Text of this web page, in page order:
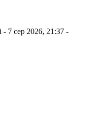
- 7 сер 2026, 21:37 -